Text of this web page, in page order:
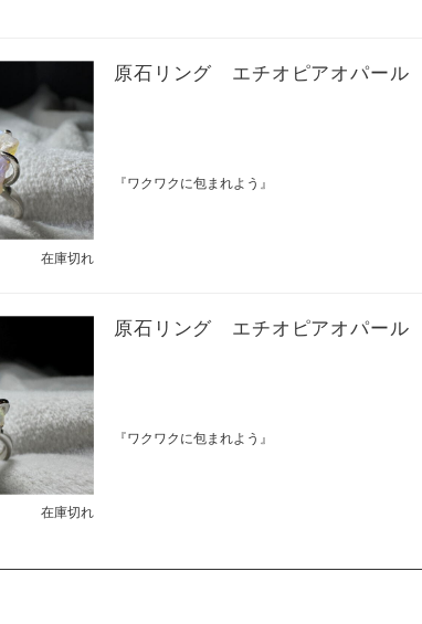
在庫切れ
原石リング エチオピアオパール
『ワクワクに包まれよう』
在庫切れ
原石リング エチオピアオパール
『ワクワクに包まれよう』